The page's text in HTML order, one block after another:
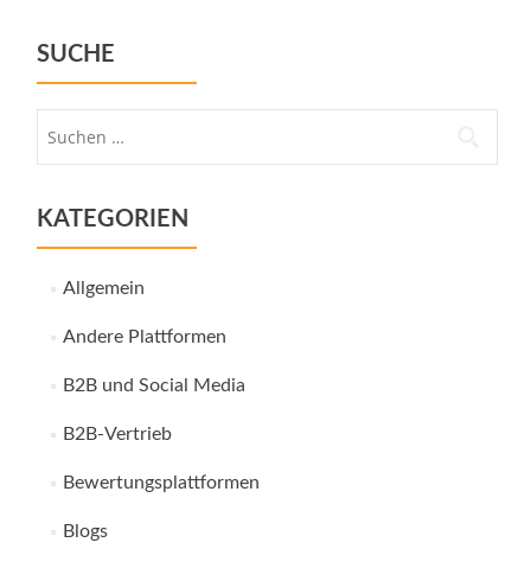
SUCHE
KATEGORIEN
Allgemein
Andere Plattformen
B2B und Social Media
B2B-Vertrieb
Bewertungsplattformen
Blogs